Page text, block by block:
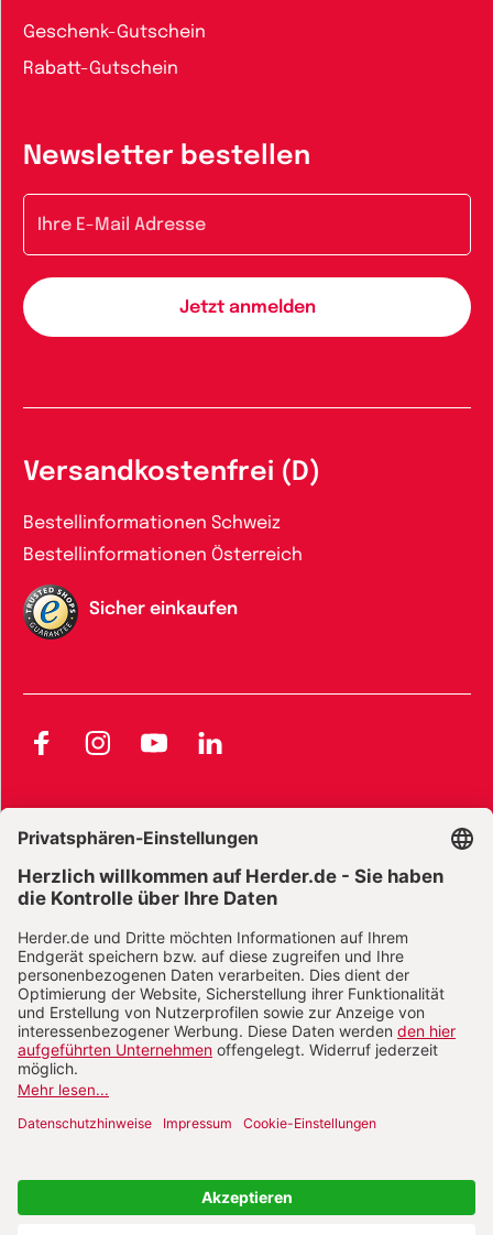
Geschenk-Gutschein
Rabatt-Gutschein
Newsletter bestellen
Versandkostenfrei (D)
Bestellinformationen Schweiz
Bestellinformationen Österreich
Sicher einkaufen
FacebookInstagramYouTubeLinkedIn
Widerrufsbelehrung E-Books
Widerrufsbelehrung Zeitschriften Datenschutz
Datenschutz Social Media Barrierefreiheit
Vertrag widerrufen